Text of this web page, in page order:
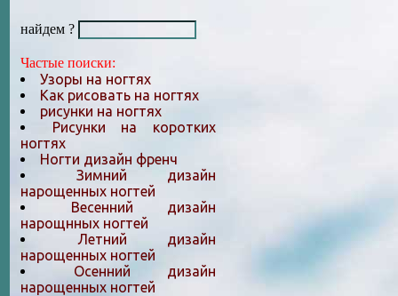
найдем ?
Частые поиски:
Узоры на ногтях
Как рисовать на ногтях
рисунки на ногтях
Рисунки на коротких
ногтях
Ногти дизайн френч
Зимний дизайн
нарощенных ногтей
Весенний дизайн
нарощнных ногтей
Летний дизайн
нарощенных ногтей
Осенний дизайн
нарощенных ногтей